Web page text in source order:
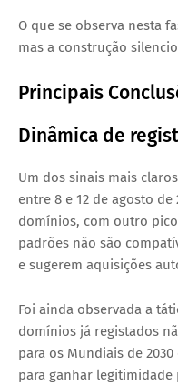
O que se observa nesta
mas a construção
Principais
Dinâmica de
Um dos sinais mais
entre 8 e 12 de agosto
domínios, com outro
padrões não são
e sugerem aquisições
Foi ainda observada a
domínios já registados
para os Mundiais de
para ganhar legitimidade